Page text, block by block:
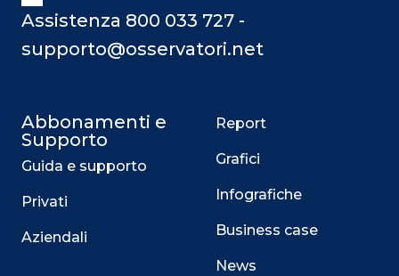
Assistenza 800 033 727 -
supporto@osservatori.net
Abbonamenti e
Supporto
Guida e supporto
Privati
Aziendali
Report
Grafici
Infografiche
Business case
News